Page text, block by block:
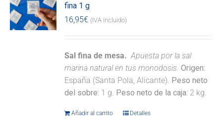
fina 1 g
16,95€ (IVA incluido)
Sal fina de mesa. Apuesta por la sal
marina natural en tus monodosis. Origen:
España (Santa Pola, Alicante). Peso neto
del sobre: 1 g. Peso neto de la caja: 2 kg.
Añadir al carrito Detalles